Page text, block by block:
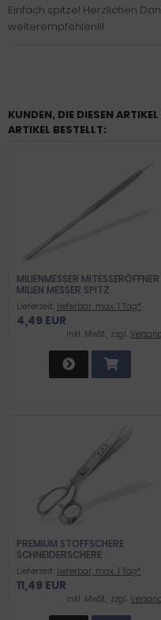
Einfach spitze! Herzlichen
weiterempfehlen!!!
KUNDEN, DIE DIESEN
ARTIKEL BESTELLT:
MILIENMESSER MITESSERÖFFNER
MILIEN MESSER SPITZ
Lieferzeit: lieferbar, max. 1 Tag*
4,49 EUR
inkl .MwSt., zzgl.
PREMIUM STOFFSCHERE
SCHNEIDERSCHERE
HANDGESCHLIFFENE
TEXTILSCHERE 28 CM GROSSE S
CHERE ICE-TEMPERED E
ISGEHÄRTET
Lieferzeit: lieferbar, max. 1 Tag*
11,49 EUR
inkl .MwSt., zzgl.